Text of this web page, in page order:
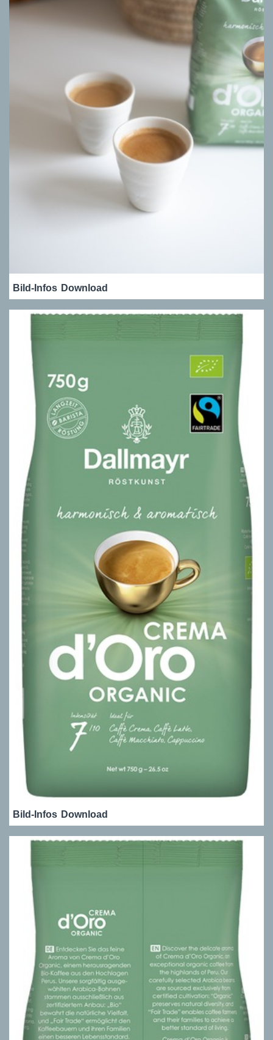
Bild-Infos Download
Bild-Infos Download